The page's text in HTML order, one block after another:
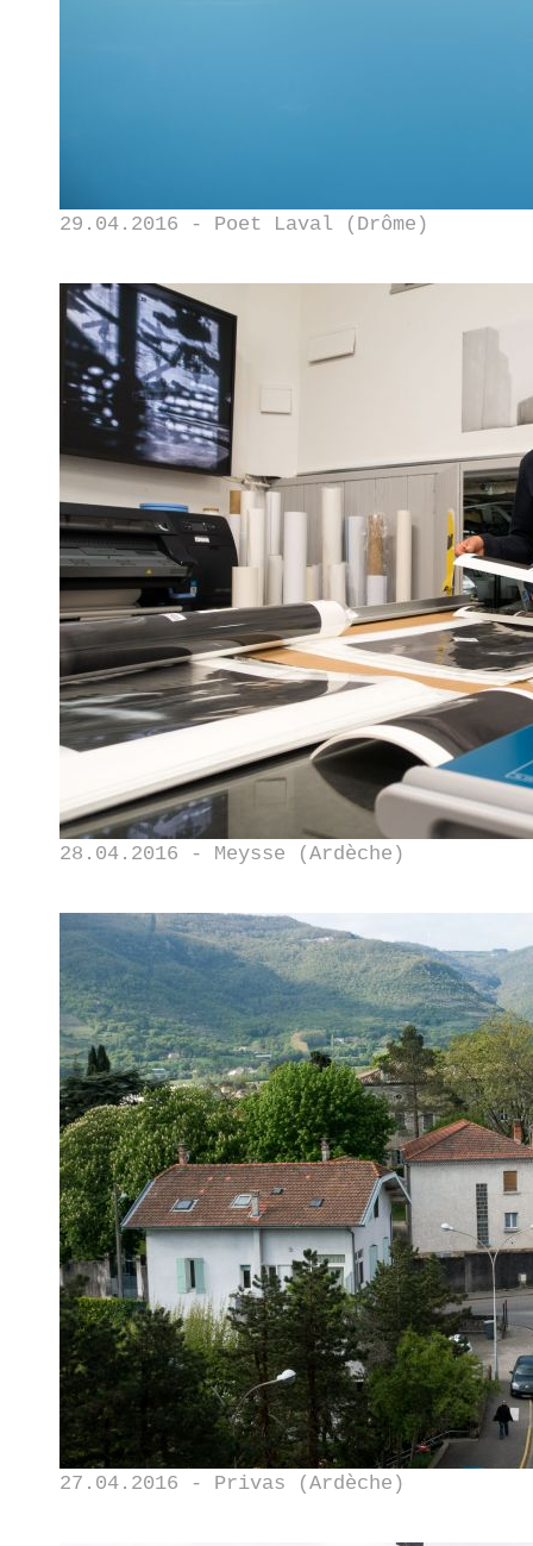
29.04.2016 - Poet Laval (Drôme)
28.04.2016 - Meysse (Ardèche)
27.04.2016 - Privas (Ardèche)